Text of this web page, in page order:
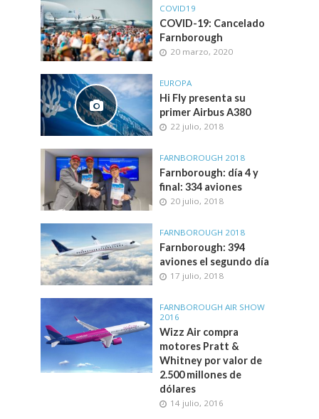
COVID19
COVID-19: Cancelado
Farnborough
20 marzo, 2020
EUROPA
Hi Fly presenta su
primer Airbus A380
22 julio, 2018
FARNBOROUGH 2018
Farnborough: día 4 y
final: 334 aviones
20 julio, 2018
FARNBOROUGH 2018
Farnborough: 394
aviones el segundo día
17 julio, 2018
FARNBOROUGH AIR SHOW
2016
Wizz Air compra
motores Pratt &
Whitney por valor de
2.500 millones de
dólares
14 julio, 2016